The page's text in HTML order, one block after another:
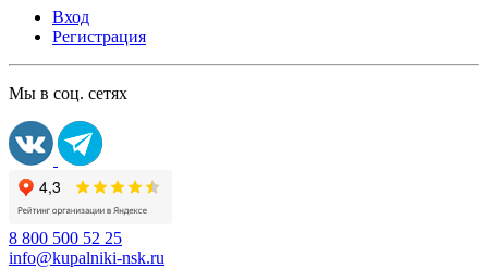
Вход
Регистрация
Мы в соц. сетях
8 800 500 52 25
info@kupalniki-nsk.ru